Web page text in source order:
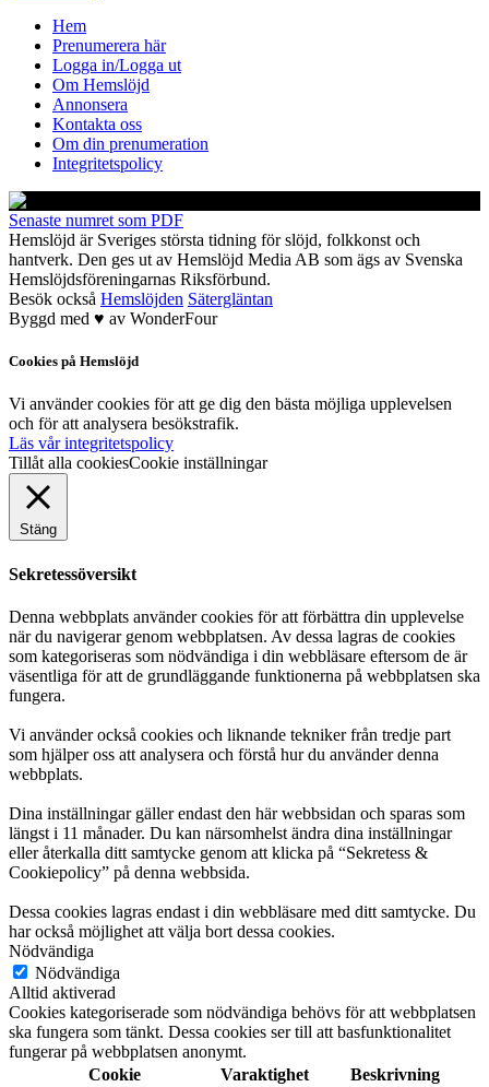
Hem
Prenumerera här
Logga in/Logga ut
Om Hemslöjd
Annonsera
Kontakta oss
Om din prenumeration
Integritetspolicy
Senaste numret som PDF
Hemslöjd är Sveriges största tidning för slöjd, folkkonst och
hantverk. Den ges ut av Hemslöjd Media AB som ägs av Svenska
Hemslöjdsföreningarnas Riksförbund.
Besök också Hemslöjden Sätergläntan
Byggd med ♥ av WonderFour
Cookies på Hemslöjd
Vi använder cookies för att ge dig den bästa möjliga upplevelsen
och för att analysera besökstrafik.
Läs vår integritetspolicy
Tillåt alla cookiesCookie inställningar
Stäng
Sekretessöversikt
Denna webbplats använder cookies för att förbättra din upplevelse
när du navigerar genom webbplatsen. Av dessa lagras de cookies
som kategoriseras som nödvändiga i din webbläsare eftersom de är
väsentliga för att de grundläggande funktionerna på webbplatsen ska
fungera.
Vi använder också cookies och liknande tekniker från tredje part
som hjälper oss att analysera och förstå hur du använder denna
webbplats.
Dina inställningar gäller endast den här webbsidan och sparas som
längst i 11 månader. Du kan närsomhelst ändra dina inställningar
eller återkalla ditt samtycke genom att klicka på “Sekretess &
Cookiepolicy” på denna webbsida.
Dessa cookies lagras endast i din webbläsare med ditt samtycke. Du
har också möjlighet att välja bort dessa cookies.
Nödvändiga
Nödvändiga
Alltid aktiverad
Cookies kategoriserade som nödvändiga behövs för att webbplatsen
ska fungera som tänkt. Dessa cookies ser till att basfunktionalitet
fungerar på webbplatsen anonymt.
Cookie
Varaktighet Beskrivning